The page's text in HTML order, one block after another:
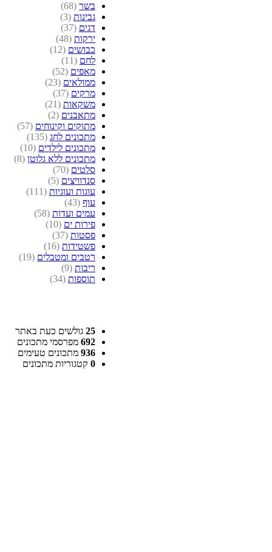
בשר (68)
גבינות (3)
דגים (37)
ירקות (48)
כבושים (12)
לחם (11)
מאפים (52)
ממולאים (23)
מרקים (37)
משקאות (21)
מתאבנים (2)
מתוקים וקינוחים (57)
מתכונים לחג (135)
מתכונים לילדים (10)
מתכונים ללא גלוטן (8)
סלטים (70)
סנדוויצים (5)
עוגות ועוגיות (111)
עוף (43)
עמים ועדות (58)
פירות ים (10)
פסטות (37)
פשטידות (16)
רטבים ומטבלים (19)
ריבות (9)
תוספות (34)
25 גולשים כעת באתר
692 מפרסמי מתכונים
936 מתכונים טעימים
0 קטגוריות מתכונים